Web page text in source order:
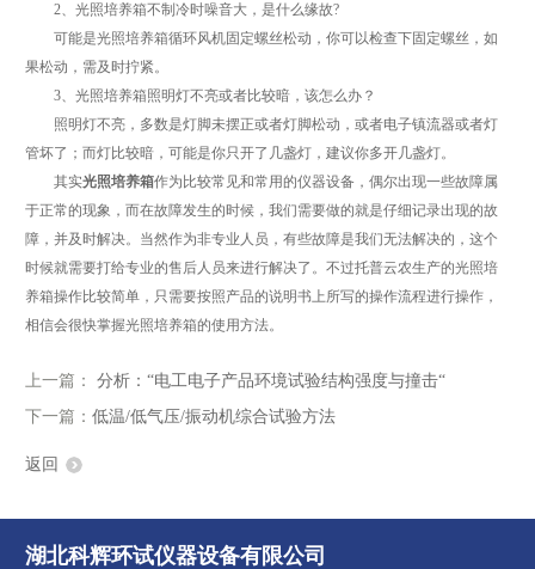
2、光照培养箱不制冷时噪音大，是什么缘故?
可能是光照培养箱循环风机固定螺丝松动，你可以检查下固定螺丝，如
果松动，需及时拧紧。
3、光照培养箱照明灯不亮或者比较暗，该怎么办？
照明灯不亮，多数是灯脚未摆正或者灯脚松动，或者电子镇流器或者灯
管坏了；而灯比较暗，可能是你只开了几盏灯，建议你多开几盏灯。
其实光照培养箱作为比较常见和常用的仪器设备，偶尔出现一些故障属
于正常的现象，而在故障发生的时候，我们需要做的就是仔细记录出现的故
障，并及时解决。当然作为非专业人员，有些故障是我们无法解决的，这个
时候就需要打给专业的售后人员来进行解决了。不过托普云农生产的光照培
养箱操作比较简单，只需要按照产品的说明书上所写的操作流程进行操作，
相信会很快掌握光照培养箱的使用方法。
上一篇：分析：“电工电子产品环境试验结构强度与撞击“
下一篇：低温/低气压/振动机综合试验方法
返回
湖北科辉环试仪器设备有限公司